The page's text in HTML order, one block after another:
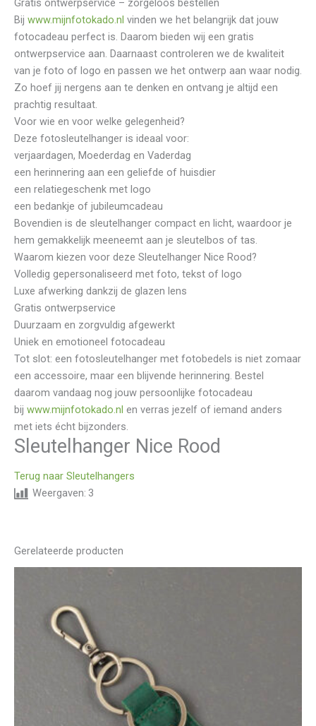
Gratis ontwerpservice – zorgeloos bestellen
Bij www.mijnfotokado.nl vinden we het belangrijk dat jouw
fotocadeau perfect is. Daarom bieden wij een gratis
ontwerpservice aan. Daarnaast controleren we de kwaliteit
van je foto of logo en passen we het ontwerp aan waar nodig.
Zo hoef jij nergens aan te denken en ontvang je altijd een
prachtig resultaat.
Voor wie en voor welke gelegenheid?
Deze fotosleutelhanger is ideaal voor:
verjaardagen, Moederdag en Vaderdag
een herinnering aan een geliefde of huisdier
een relatiegeschenk met logo
een bedankje of jubileumcadeau
Bovendien is de sleutelhanger compact en licht, waardoor je
hem gemakkelijk meeneemt aan je sleutelbos of tas.
Waarom kiezen voor deze Sleutelhanger Nice Rood?
Volledig gepersonaliseerd met foto, tekst of logo
Luxe afwerking dankzij de glazen lens
Gratis ontwerpservice
Duurzaam en zorgvuldig afgewerkt
Uniek en emotioneel fotocadeau
Tot slot: een fotosleutelhanger met fotobedels is niet zomaar
een accessoire, maar een blijvende herinnering. Bestel
daarom vandaag nog jouw persoonlijke fotocadeau
bij www.mijnfotokado.nl en verras jezelf of iemand anders
met iets écht bijzonders.
Sleutelhanger Nice Rood
Terug naar Sleutelhangers
Weergaven: 3
Gerelateerde producten